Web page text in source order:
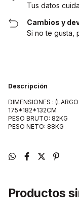
Tus datos
Cambios y
Si no te gusta,
Descripción
DIMENSIONES :
175*182*132CM
PESO BRUTO: 82KG
PESO NETO: 88KG
Productos